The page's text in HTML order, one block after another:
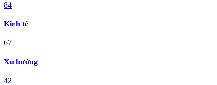
84
Kinh tế
67
Xu hướng
42